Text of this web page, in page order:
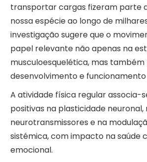
transportar cargas fizeram parte
nossa espécie ao longo de
investigação sugere que o
papel relevante não apenas na
musculoesquelética, mas também
desenvolvimento e
A atividade física regular associa-
positivas na plasticidade neuronal,
neurotransmissores e na
sistémica, com impacto na saúde
emocional.